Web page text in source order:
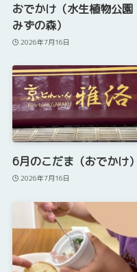
おでかけ（水生植物公園
みずの森）
2026年7月16日
6月のこだま（おでかけ）
2026年7月16日